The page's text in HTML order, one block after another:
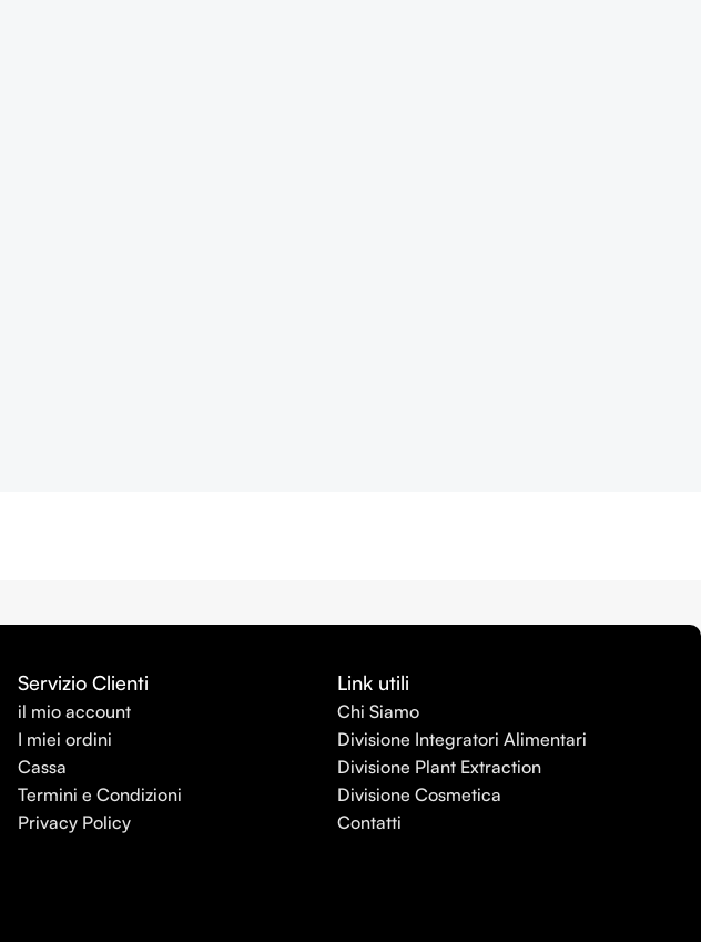
Servizio Clienti
il mio account
I miei ordini
Cassa
Termini e Condizioni
Privacy Policy
Link utili
Chi Siamo
Divisione Integratori Alimentari
Divisione Plant Extraction
Divisione Cosmetica
Contatti